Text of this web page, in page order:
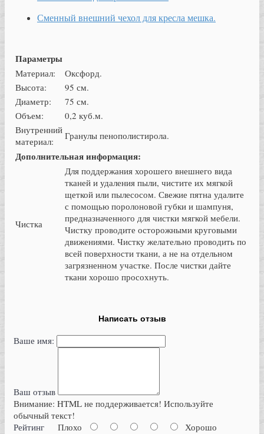
Сменный внешний чехол для кресла мешка.
Параметры
Материал:
Оксфорд.
Высота:
95 см.
Диаметр:
75 см.
Объем:
0,2 куб.м.
Внутренний
материал:
Гранулы пенополистирола.
Дополнительная информация:
Чистка
Для поддержания хорошего внешнего вида
тканей и удаления пыли, чистите их мягкой
щеткой или пылесосом. Свежие пятна удалите
с помощью поролоновой губки и шампуня,
предназначенного для чистки мягкой мебели.
Чистку проводите осторожными круговыми
движениями. Чистку желательно проводить по
всей поверхности ткани, а не на отдельном
загрязненном участке. После чистки дайте
ткани хорошо просохнуть.
Написать отзыв
Ваше имя:
Ваш отзыв
Внимание: HTML не поддерживается! Используйте
обычный текст!
Рейтинг Плохо Хорошо